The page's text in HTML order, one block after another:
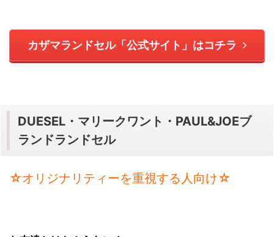
カザマランドセル「公式サイト」はコチラ
DUESEL・マリークワント・PAUL&JOEブ
ランドランドセル
☆オリジナリティーを重視する人向け☆